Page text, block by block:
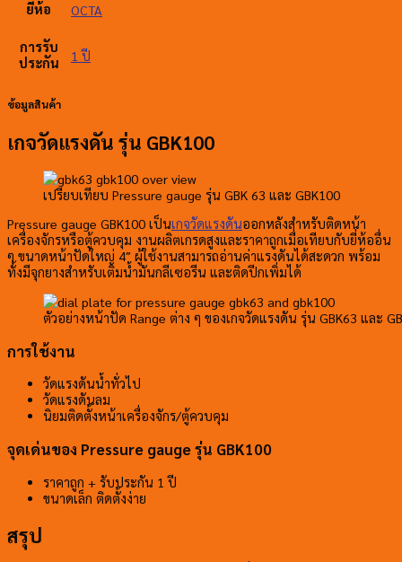
ยี่ห้อ OCTA
การรับ
ประกัน
1 ปี
ข้อมูลสินค้า
เกจวัดแรงดัน รุ่น GBK100
เปรียบเทียบ Pressure gauge รุ่น GBK 63 และ GBK100
Pressure gauge GBK100 เป็นเกจวัดแรงดันออกหลังสำหรับติดหน้า
เครื่องจักรหรือตู้ควบคุม งานผลิตเกรดสูงและราคาถูกเมื่อเทียบกับยี่ห้ออื่น
ๆ ขนาดหน้าปัดใหญ่ 4″ ผู้ใช้งานสามารถอ่านค่าแรงดันได้สะดวก พร้อม
ทั้งมีจุกยางสำหรับเติมน้ำมันกลีเซอรีน และติดปีกเพิ่มได้
ตัวอย่างหน้าปัด Range ต่าง ๆ ของเกจวัดแรงดัน รุ่น GBK63 และ
การใช้งาน
วัดแรงดันน้ำทั่วไป
วัดแรงดันลม
นิยมติดตั้งหน้าเครื่องจักร/ตู้ควบคุม
จุดเด่นของ Pressure gauge รุ่น GBK100
ราคาถูก + รับประกัน 1 ปี
ขนาดเล็ก ติดตั้งง่าย
สรุป